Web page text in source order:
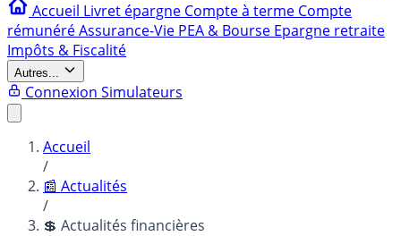
Accueil Livret épargne Compte à terme Compte
rémunéréAssurance-Vie PEA & Bourse Epargne retraite
Impôts & Fiscalité
Autres...
Connexion Simulateurs
Accueil
/
📰 Actualités
/
💲 Actualités financières